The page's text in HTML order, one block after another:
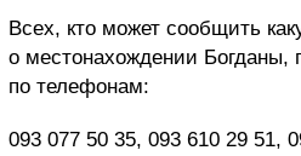
Всех, кто может сообщить
о местонахождении Богданы,
по телефонам:
093 077 50 35, 093 610 29 51,